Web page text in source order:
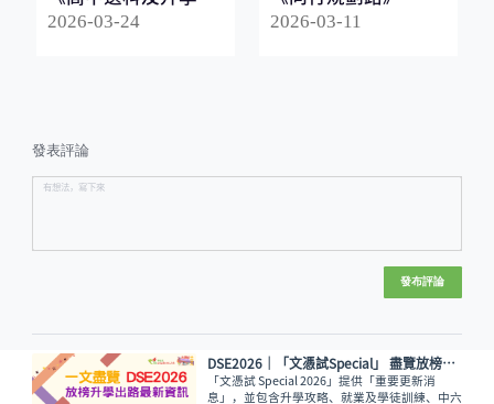
南2026》
2026-03-24 2026-03-11
發表評論
發布評論
DSE2026│「文憑試Special」 盡覽放榜升學出路最新資訊
「文憑試 Special 2026」提供「重要更新消
息」，並包含升學攻略、就業及學徒訓練、中六